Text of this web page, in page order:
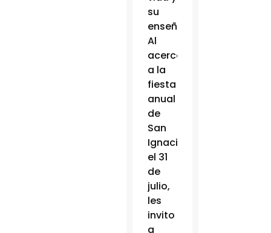
su
enseñanza.
Al
acercamos
a la
fiesta
anual
de
San
Ignacio
el 31
de
julio,
les
invito
a